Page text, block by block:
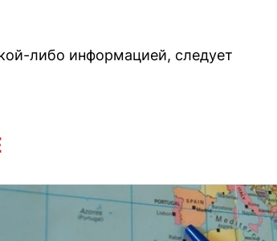
либо информацией, следует